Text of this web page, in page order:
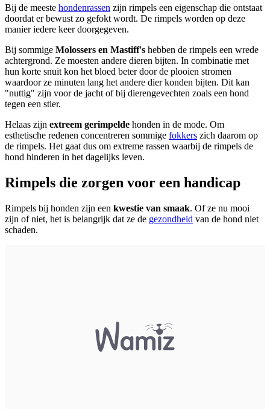
Bij de meeste hondenrassen zijn rimpels een eigenschap die ontstaat
doordat er bewust zo gefokt wordt. De rimpels worden op deze
manier iedere keer doorgegeven.
Bij sommige Molossers en Mastiff's hebben de rimpels een wrede
achtergrond. Ze moesten andere dieren bijten. In combinatie met
hun korte snuit kon het bloed beter door de plooien stromen
waardoor ze minuten lang het andere dier konden bijten. Dit kan
"nuttig" zijn voor de jacht of bij dierengevechten zoals een hond
tegen een stier.
Helaas zijn extreem gerimpelde honden in de mode. Om
esthetische redenen concentreren sommige fokkers zich daarom op
de rimpels. Het gaat dus om extreme rassen waarbij de rimpels de
hond hinderen in het dagelijks leven.
Rimpels die zorgen voor een handicap
Rimpels bij honden zijn een kwestie van smaak. Of ze nu mooi
zijn of niet, het is belangrijk dat ze de gezondheid van de hond niet
schaden.